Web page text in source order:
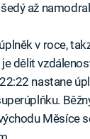
až
v roce,
dělit
nastane
Měsíce